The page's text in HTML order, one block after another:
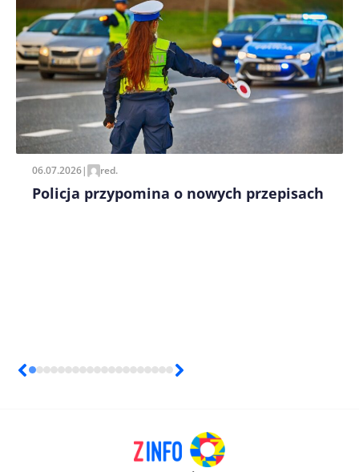
Zapamiętaj moje dane w tej przeglądarce podczas
pisania kolejnych komentarzy.
06.07.2026| red.
Policja przypomina o nowych przepisach